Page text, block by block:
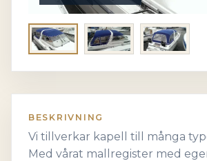
BESKRIVNING
Vi tillverkar kapell till många
Med vårat mallregister med